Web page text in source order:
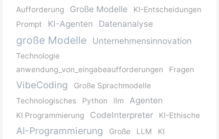
Aufforderung
Große Modelle
KI-Entscheidungen
Prompt
KI-Agenten Datenanalyse
große Modelle Unternehmensinnovation
Technologie
anwendung_von_eingabeaufforderungen
Fragen
VibeCoding
Große Sprachmodelle
Technologisches
Python llm Agenten
KI Programmierung CodeInterpreter KI-Ethische
AI-Programmierung Große LLM
KI